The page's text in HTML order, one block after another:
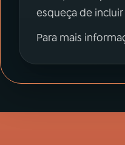
esqueça de
Para mais